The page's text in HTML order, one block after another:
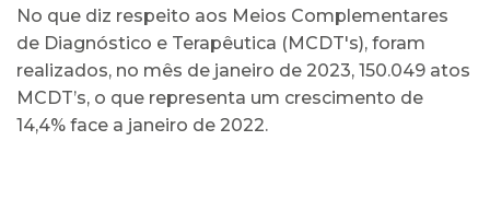
No que diz respeito aos Meios Complementares
de Diagnóstico e Terapêutica (MCDT's), foram
realizados, no mês de janeiro de 2023, 150.049 atos
MCDT’s, o que representa um crescimento de
14,4% face a janeiro de 2022.